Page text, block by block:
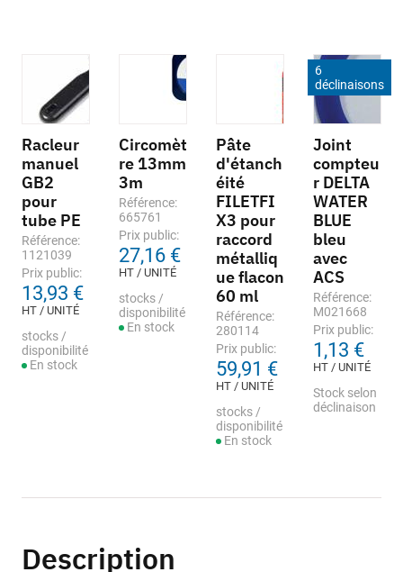
Racleur
manuel
GB2
pour
tube PE
Référence:
1121039
Prix public:
13,93 €
HT / UNITÉ
stocks /
disponibilité
En stock
Circomèt
re 13mm
3m
Référence:
665761
Prix public:
27,16 €
HT / UNITÉ
stocks /
disponibilité
En stock
Pâte
d'étanch
éité
FILETFI
X3 pour
raccord
métalliq
ue flacon
60 ml
Référence:
280114
Prix public:
59,91 €
HT / UNITÉ
stocks /
disponibilité
En stock
6
déclinaisons
Joint
compteu
r DELTA
WATER
BLUE
bleu
avec
ACS
Référence:
M021668
Prix public:
1,13 €
HT / UNITÉ
Stock selon
déclinaison
Description